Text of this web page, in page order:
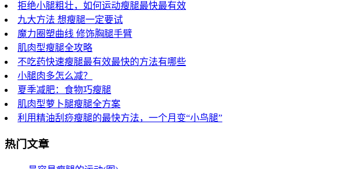
拒绝小腿粗壮，如何运动瘦腿最快最有效
九大方法 想瘦腿一定要试
魔力圈塑曲线 修饰胸腿手臂
肌肉型瘦腿全攻略
不吃药快速瘦腿最有效最快的方法有哪些
小腿肉多怎么减？
夏季减肥：食物巧瘦腿
肌肉型萝卜腿瘦腿全方案
利用精油刮痧瘦腿的最快方法，一个月变“小鸟腿”
热门文章